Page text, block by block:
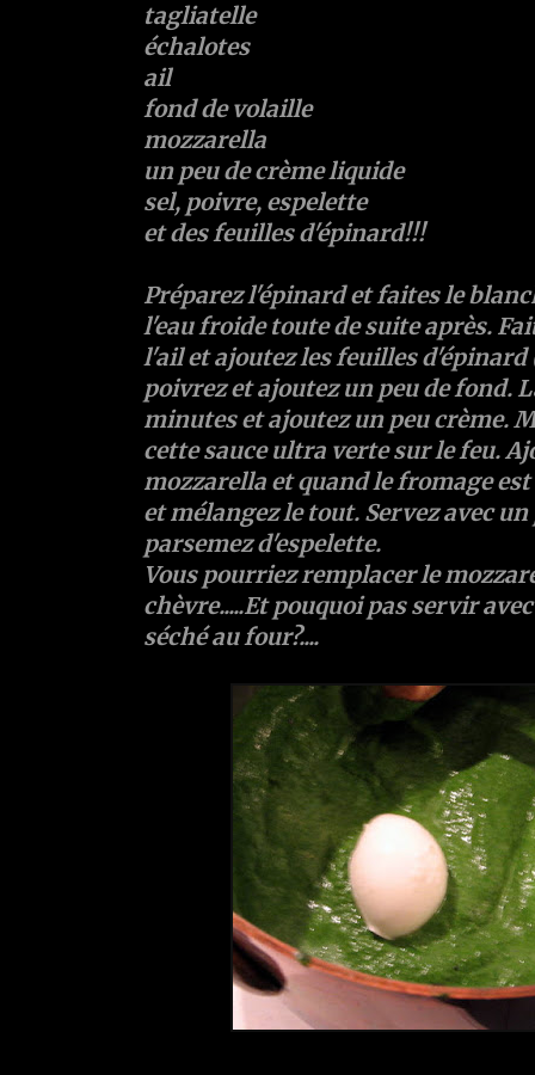
tagliatelle
échalotes
ail
fond de volaille
mozzarella
un peu de crème liquide
sel, poivre, espelette
et des feuilles d'épinard!!!
Préparez l'épinard et faites le
l'eau froide toute de suite après.
l'ail et ajoutez les feuilles d'épinard
poivrez et ajoutez un peu de fond.
minutes et ajoutez un peu crème.
cette sauce ultra verte sur le feu.
mozzarella et quand le fromage
et mélangez le tout. Servez avec
parsemez d'espelette.
Vous pourriez remplacer le
chèvre.....Et pouquoi pas servir
séché au four?....